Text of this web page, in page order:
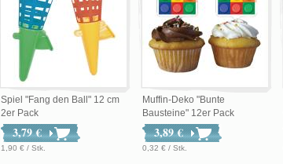
Spiel "Fang den Ball" 12 cm
2er Pack
3,79 €
1,90 € / Stk.
Muffin-Deko "Bunte
Bausteine" 12er Pack
3,89 €
0,32 € / Stk.